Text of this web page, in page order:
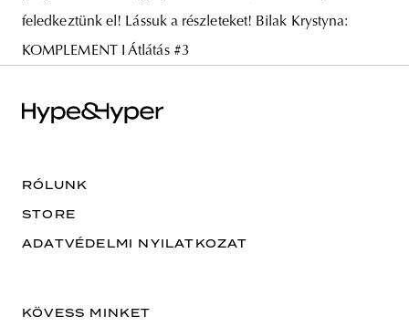
feledkeztünk el! Lássuk a részleteket! Bilak Krystyna:
KOMPLEMENT I Átlátás #3
RÓLUNK
STORE
ADATVÉDELMI NYILATKOZAT
KÖVESS MINKET